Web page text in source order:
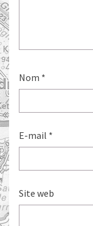
Nom *
E-mail *
Site web